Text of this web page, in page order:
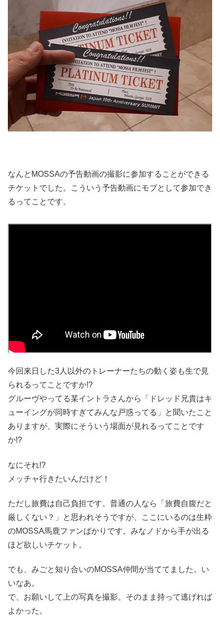
なんとMOSSAの予告動画の撮影に参加することができる
チケットでした。こういう予告動画にモブとして参加でき
るってことです。
今回来日した3人以外のトレーナーたちの動く姿も生で見
られるってことですか!?
グルーヴやってる某イントラさんから「ドレッド兄貴はキ
ューイングが同時すぎてみんな戸惑ってる」と聞いたこと
ありますが、実際にそういう場面が見れるってことです
か!?
なにそれ!?
メッチャ行きたいんだけど！
ただし旅費は自己負担です。普通の人なら「旅費自腹だと
厳しくない？」と思われそうですが、ここにいるのは生粋
のMOSSA馬鹿ファンばかりです。みなノドから手が出る
ほど欲しいチケット。
でも、みごと知り合いのMOSSA仲間が当ててました。い
いなあ。
で、お願いして上の写真を撮影。そのまま持って逃げれば
よかった。